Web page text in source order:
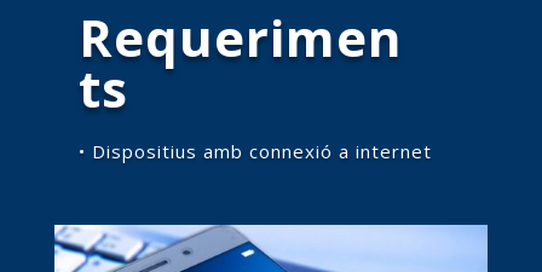
Requerimen
ts
• Dispositius amb connexió a internet